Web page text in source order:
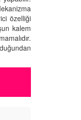
özelliği
kalem